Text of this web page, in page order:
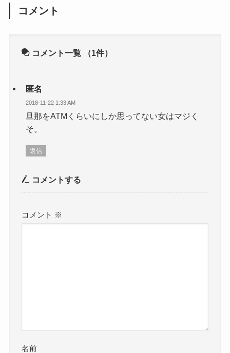
コメント
コメント一覧 （1件）
匿名
2018-11-22 1:33 AM
旦那をATMくらいにしか思ってない女はマジく
そ。
返信
コメントする
コメント ※
名前